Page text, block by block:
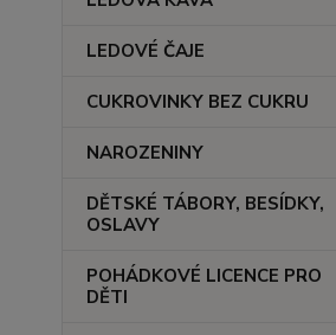
LEDOVÉ ČAJE
CUKROVINKY BEZ CUKRU
NAROZENINY
DĚTSKÉ TÁBORY, BESÍDKY,
OSLAVY
POHÁDKOVÉ LICENCE PRO
DĚTI